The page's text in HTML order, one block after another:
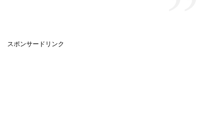
スポンサードリンク